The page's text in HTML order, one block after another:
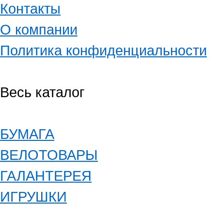
Контакты
О компании
Политика конфиденциальности
Весь каталог
БУМАГА
ВЕЛОТОВАРЫ
ГАЛАНТЕРЕЯ
ИГРУШКИ